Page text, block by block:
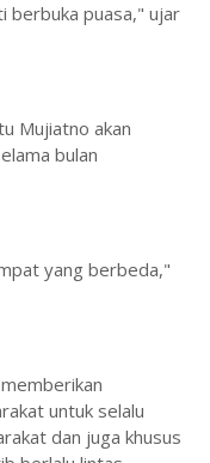
berbuka puasa," ujar
Mujiatno akan
bulan
yang berbeda,"
untuk selalu
dan juga khusus